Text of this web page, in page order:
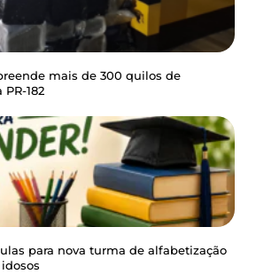
mais de 300 quilos de
182
para nova turma de alfabetização